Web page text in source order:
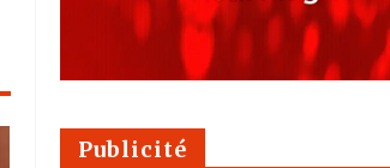
Publicité